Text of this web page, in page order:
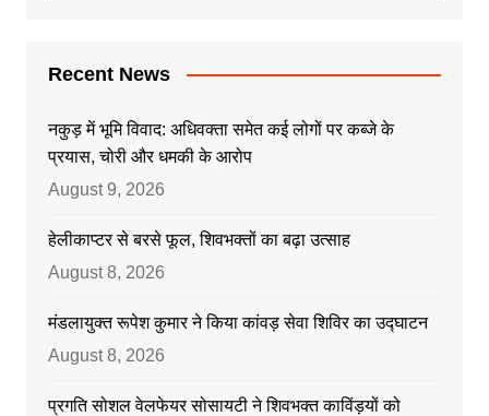
Recent News
नकुड़ में भूमि विवाद: अधिवक्ता समेत कई लोगों पर कब्जे के
प्रयास, चोरी और धमकी के आरोप
August 9, 2026
हेलीकाप्टर से बरसे फूल, शिवभक्तों का बढ़ा उत्साह
August 8, 2026
मंडलायुक्त रूपेश कुमार ने किया कांवड़ सेवा शिविर का उद्घाटन
August 8, 2026
प्रगति सोशल वेलफेयर सोसायटी ने शिवभक्त काविंड़यों को